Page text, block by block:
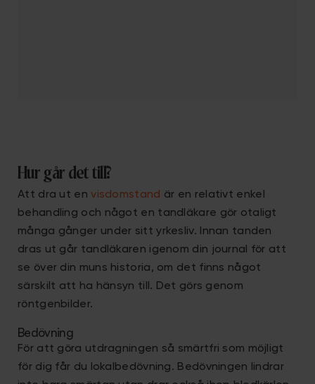
Hur går det till?
Att dra ut envisdomstand är en relativt enkel
behandling och något en tandläkare gör otaligt
många gånger under sitt yrkesliv. Innan tanden
dras ut går tandläkaren igenom din journal för att
se över din muns historia, om det finns något
särskilt att ha hänsyn till. Det görs genom
röntgenbilder.
Bedövning
För att göra utdragningen så smärtfri som möjligt
för dig får du lokalbedövning. Bedövningen lindrar